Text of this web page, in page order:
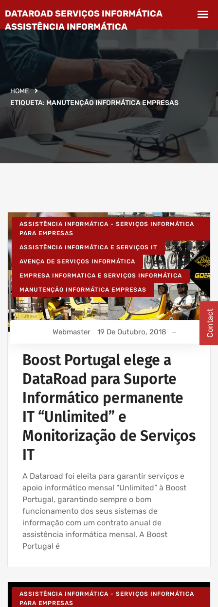
HOME
ETIQUETA: MANUTENÇÃO INFORMÁTICA EMPRESAS
ASSISTÊNCIA INFORMÁTICA - SERVIÇOS INFORMÁTICA
PARA EMPRESAS
ASSISTÊNCIA INFORMÁTICA E SERVIÇOS IT
AVENÇA DE SERVIÇOS INFORMÁTICA
EMPRESA INFORMATICA E SERVIÇOS INFORMÁTICA
MANUTENÇÃO INFORMÁTICA EMPRESAS
Webmaster 19 De Outubro, 2018
Boost Portugal elege a
DataRoad para Suporte
Informático permanente
IT “Unlimited” e
Monitorização de Serviços
IT
A Dataroad foi eleita para garantir serviços e
apoio informático mensal “Unlimited” à Boost
Portugal, garantindo sempre o bom
funcionamento dos seus sistemas de
informação com um contrato anual de
assistência informática mensal. A Boost
Portugal é
ASSISTÊNCIA INFORMÁTICA - SERVIÇOS INFORMÁTICA
PARA EMPRESAS
Contact